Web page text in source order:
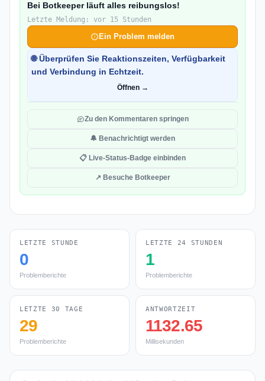
Bei Botkeeper läuft alles reibungslos!
Letzte Meldung: vor 15 Stunden
Ein Problem melden
🌐 Überprüfen Sie Reaktionszeiten, Verfügbarkeit
und Verbindung in Echtzeit.
Öffnen →
Zu den Kommentaren springen
🔔 Benachrichtigt werden
📋 Live-Status-Badge einbinden
↗ Besuche Botkeeper
LETZTE STUNDE
0
Problemberichte
LETZTE 24 STUNDEN
1
Problemberichte
LETZTE 30 TAGE
29
Problemberichte
ANTWORTZEIT
1132.65
Millisekunden